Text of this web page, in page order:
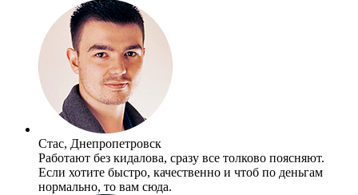
Стас, Днепропетровск
Работают без кидалова, сразу все толково поясняют.
Если хотите быстро, качественно и чтоб по деньгам
нормально, то вам сюда.